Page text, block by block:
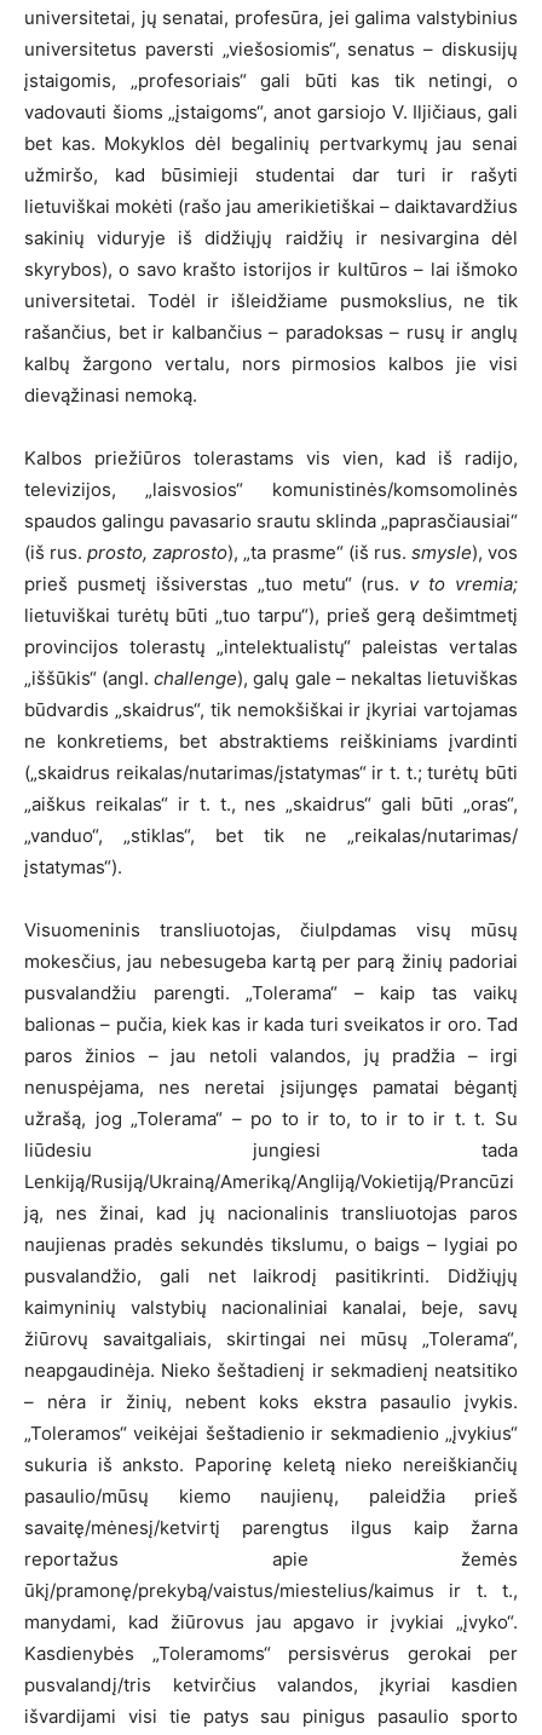
universitetai, jų senatai, profesūra, jei galima valstybinius
universitetus paversti „viešosiomis“, senatus – diskusijų
įstaigomis, „profesoriais“ gali būti kas tik netingi, o
vadovauti šioms „įstaigoms“, anot garsiojo V. Iljičiaus, gali
bet kas. Mokyklos dėl begalinių pertvarkymų jau senai
užmiršo, kad būsimieji studentai dar turi ir rašyti
lietuviškai mokėti (rašo jau amerikietiškai – daiktavardžius
sakinių viduryje iš didžiųjų raidžių ir nesivargina dėl
skyrybos), o savo krašto istorijos ir kultūros – lai išmoko
universitetai. Todėl ir išleidžiame pusmokslius, ne tik
rašančius, bet ir kalbančius – paradoksas – rusų ir anglų
kalbų žargono vertalu, nors pirmosios kalbos jie visi
dievąžinasi nemoką.
Kalbos priežiūros tolerastams vis vien, kad iš radijo,
televizijos, „laisvosios“ komunistinės/komsomolinės
spaudos galingu pavasario srautu sklinda „paprasčiausiai“
(iš rus.prosto, zaprosto), „ta prasme“ (iš rus. smysle), vos
prieš pusmetį išsiverstas „tuo metu“ (rus. v to vremia;
lietuviškai turėtų būti „tuo tarpu“), prieš gerą dešimtmetį
provincijos tolerastų „intelektualistų“ paleistas vertalas
„iššūkis“ (angl.challenge), galų gale – nekaltas lietuviškas
būdvardis „skaidrus“, tik nemokšiškai ir įkyriai vartojamas
ne konkretiems, bet abstraktiems reiškiniams įvardinti
(„skaidrus reikalas/nutarimas/įstatymas“ ir t. t.; turėtų būti
„aiškus reikalas“ ir t. t., nes „skaidrus“ gali būti „oras“,
„vanduo“, „stiklas“, bet tik ne „reikalas/nutarimas/
įstatymas“).
Visuomeninis transliuotojas, čiulpdamas visų mūsų
mokesčius, jau nebesugeba kartą per parą žinių padoriai
pusvalandžiu parengti. „Tolerama“ – kaip tas vaikų
balionas – pučia, kiek kas ir kada turi sveikatos ir oro. Tad
paros žinios – jau netoli valandos, jų pradžia – irgi
nenuspėjama, nes neretai įsijungęs pamatai bėgantį
užrašą, jog „Tolerama“ – po to ir to, to ir to ir t. t. Su
liūdesiu jungiesi tada
Lenkiją/Rusiją/Ukrainą/Ameriką/Angliją/Vokietiją/Prancūzi
ją, nes žinai, kad jų nacionalinis transliuotojas paros
naujienas pradės sekundės tikslumu, o baigs – lygiai po
pusvalandžio, gali net laikrodį pasitikrinti. Didžiųjų
kaimyninių valstybių nacionaliniai kanalai, beje, savų
žiūrovų savaitgaliais, skirtingai nei mūsų „Tolerama“,
neapgaudinėja. Nieko šeštadienį ir sekmadienį neatsitiko
– nėra ir žinių, nebent koks ekstra pasaulio įvykis.
„Toleramos“ veikėjai šeštadienio ir sekmadienio „įvykius“
sukuria iš anksto. Paporinę keletą nieko nereiškiančių
pasaulio/mūsų kiemo naujienų, paleidžia prieš
savaitę/mėnesį/ketvirtį parengtus ilgus kaip žarna
reportažus apie žemės
ūkį/pramonę/prekybą/vaistus/miestelius/kaimus ir t. t.,
manydami, kad žiūrovus jau apgavo ir įvykiai „įvyko“.
Kasdienybės „Toleramoms“ persisvėrus gerokai per
pusvalandį/tris ketvirčius valandos, įkyriai kasdien
išvardijami visi tie patys sau pinigus pasaulio sporto